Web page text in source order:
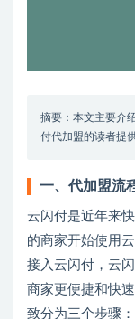
摘要：本文主要介
付代加盟的读者提
一、代加盟流
云闪付是近年来
的商家开始使用
接入云闪付，云
商家更便捷和快
致分为三个步骤：